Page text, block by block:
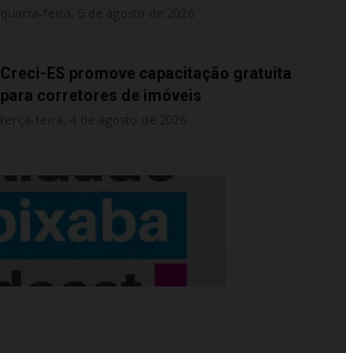
Creci-ES promove capacitação gratuita
para corretores de imóveis